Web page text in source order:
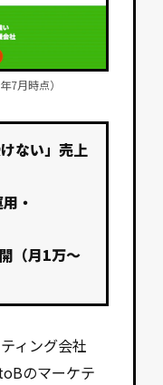
7月時点）
ない」売上
・
（月1万〜
ィング会社
のマーケテ